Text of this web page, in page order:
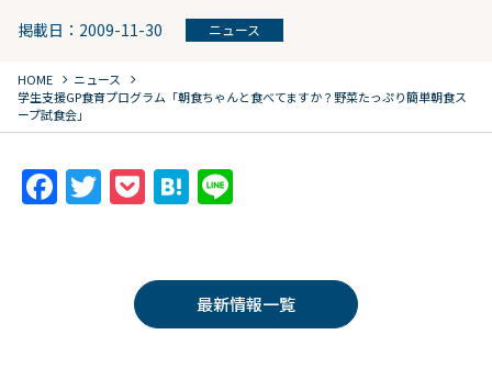
掲載日：2009-11-30 ニュース
HOME chevron_right ニュース chevron_right
学生支援GP食育プログラム「朝食ちゃんと食べてますか？野菜たっぷり簡単朝食ス
ープ試食会」
F T
er
P
k
et
H
n
a
最新情報一覧